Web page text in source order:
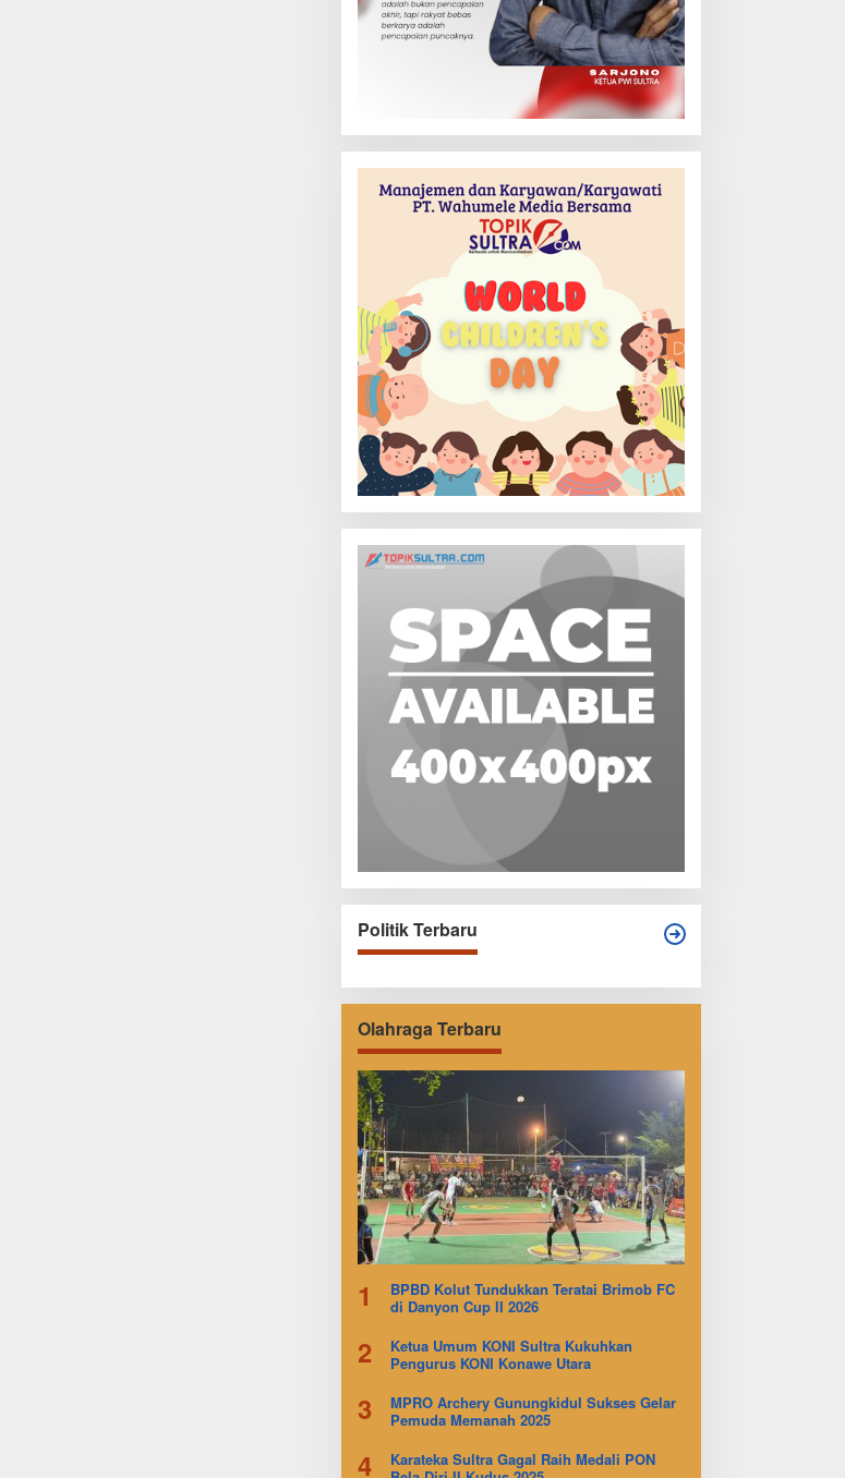
Politik Terbaru
Olahraga Terbaru
1
BPBD Kolut Tundukkan Teratai Brimob FC
di Danyon Cup II 2026
2
Ketua Umum KONI Sultra Kukuhkan
Pengurus KONI Konawe Utara
3
MPRO Archery Gunungkidul Sukses Gelar
Pemuda Memanah 2025
4
Karateka Sultra Gagal Raih Medali PON